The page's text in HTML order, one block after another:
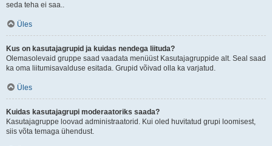
seda teha ei saa..
Üles
Kus on kasutajagrupid ja kuidas nendega liituda?
Olemasolevaid gruppe saad vaadata menüüst Kasutajagruppide alt. Seal saad
ka oma liitumisavalduse esitada. Grupid võivad olla ka varjatud.
Üles
Kuidas kasutajagrupi moderaatoriks saada?
Kasutajagruppe loovad administraatorid. Kui oled huvitatud grupi loomisest,
siis võta temaga ühendust.